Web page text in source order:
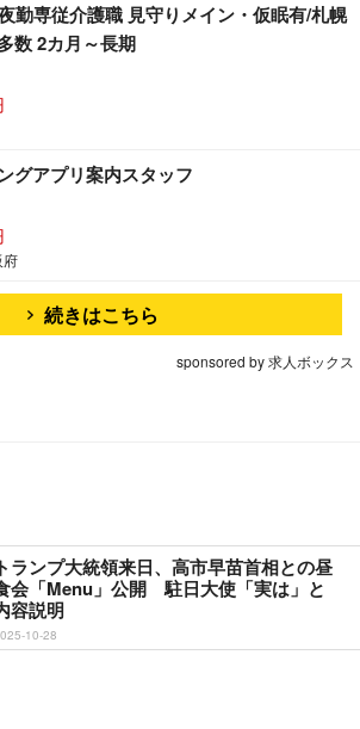
勤専従介護職 見守りメイン・仮眠有/札幌
数 2カ月～長期
グアプリ案内スタッフ
府
続きはこちら
sponsored by 求人ボックス
トランプ大統領来日、高市早苗首相との昼
会「Menu」公開 駐日大使「実は」と
容説明
10-28